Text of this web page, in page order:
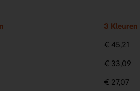
3 Kleuren
€ 45,21
€ 33,09
€ 27,07